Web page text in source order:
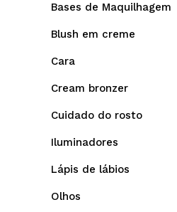
Bases de Maquilhagem
Blush em creme
Cara
Cream bronzer
Cuidado do rosto
Iluminadores
Lápis de lábios
Olhos